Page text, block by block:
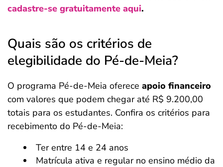
cadastre-se gratuitamente aqui.
Quais são os critérios de
elegibilidade do Pé-de-Meia?
O programa Pé-de-Meia oferece apoio financeiro
com valores que podem chegar até R$ 9.200,00
totais para os estudantes. Confira os critérios para
recebimento do Pé-de-Meia:
Ter entre 14 e 24 anos
Matrícula ativa e regular no ensino médio da